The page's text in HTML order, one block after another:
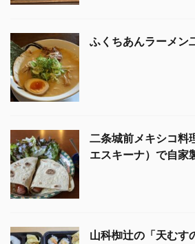
ふくちあんラーメン
二条城前メキシコ料
エスキーナ）で自家
山科椥辻の「天むす